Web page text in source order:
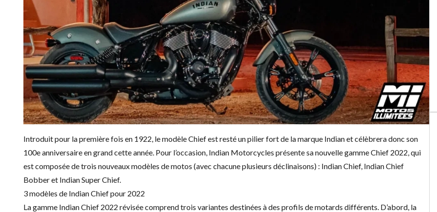
Introduit pour la première fois en 1922, le modèle Chief est resté un pilier fort de la marque Indian et célèbrera donc son
100e anniversaire en grand cette année. Pour l’occasion, Indian Motorcycles présente sa nouvelle gamme Chief 2022, qui
est composée de trois nouveaux modèles de motos (avec chacune plusieurs déclinaisons) : Indian Chief, Indian Chief
Bobber et Indian Super Chief.
3 modèles de Indian Chief pour 2022
La gamme Indian Chief 2022 révisée comprend trois variantes destinées à des profils de motards différents. D’abord, la